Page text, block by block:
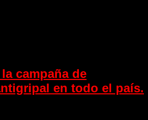
campaña de
en todo el país.